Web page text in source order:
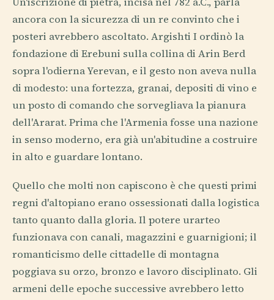
ancora con la sicurezza di un re convinto che i
posteri avrebbero ascoltato. Argishti I ordinò la
fondazione di Erebuni sulla collina di Arin Berd
sopra l'odierna Yerevan, e il gesto non aveva nulla
di modesto: una fortezza, granai, depositi di vino e
un posto di comando che sorvegliava la pianura
dell'Ararat. Prima che l'Armenia fosse una nazione
in senso moderno, era già un'abitudine a costruire
in alto e guardare lontano.
Quello che molti non capiscono è che questi primi
regni d'altopiano erano ossessionati dalla logistica
tanto quanto dalla gloria. Il potere urarteo
funzionava con canali, magazzini e guarnigioni; il
romanticismo delle cittadelle di montagna
poggiava su orzo, bronzo e lavoro disciplinato. Gli
armeni delle epoche successive avrebbero letto